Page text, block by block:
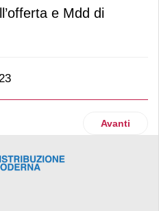
e Mdd di
Sport presenta la nuova linea
Articolo
Avanti